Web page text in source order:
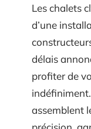
Les chalets
d’une
délais
profiter de
assemblent